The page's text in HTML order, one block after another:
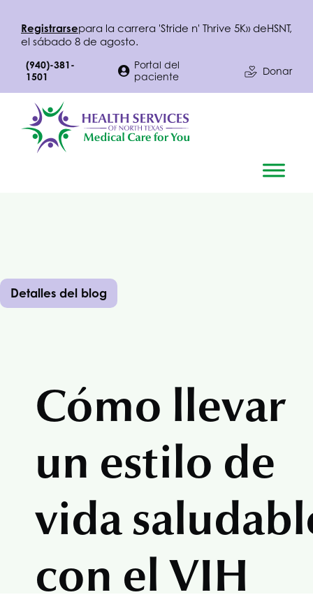
Registrarsepara la carrera 'Stride n' Thrive 5K» deHSNT,
el sábado 8 de agosto.
(940)-381-
1501
Portal del
paciente
Donar
Detalles del blog
Cómo llevar
un estilo de
vida
con el VIH